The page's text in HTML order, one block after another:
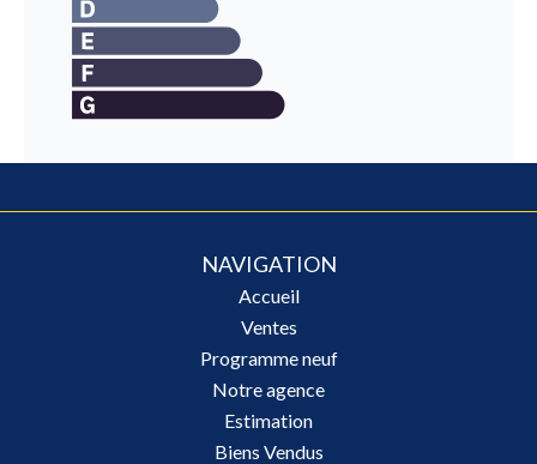
NAVIGATION
Accueil
Ventes
Programme neuf
Notre agence
Estimation
Biens Vendus